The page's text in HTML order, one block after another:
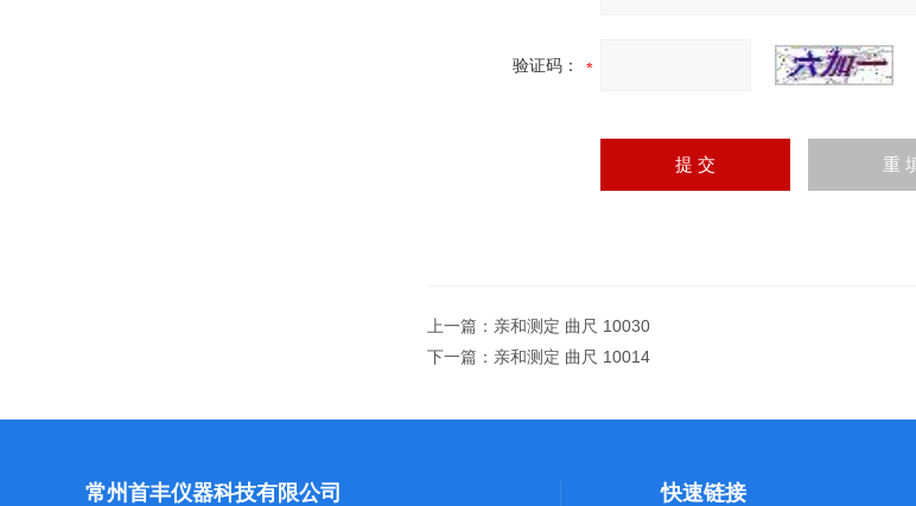
验证码：
上一篇： 亲和测定 曲尺 10030
下一篇： 亲和测定 曲尺 10014
常州首丰仪器科技有限公司 快速链接